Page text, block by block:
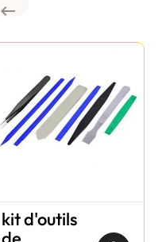

kit d'outils